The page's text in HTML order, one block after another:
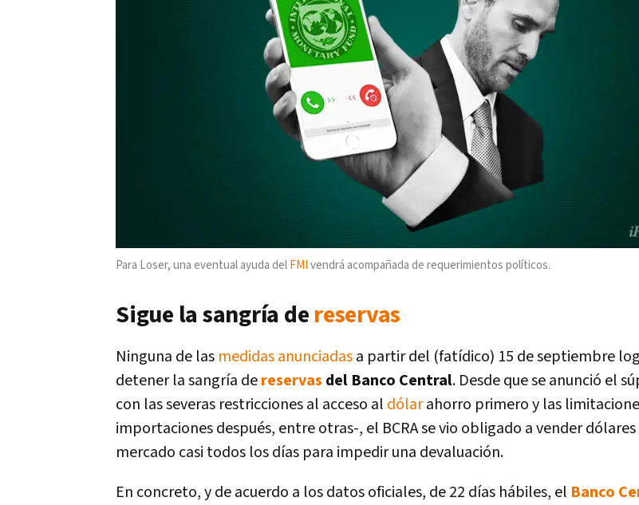
Para Loser, una eventual ayuda del FMI vendrá acompañada de requerimientos políticos.
Sigue la sangría de reservas
Ninguna de las medidas anunciadasa partir del (fatídico) 15 de septiembre
detener la sangría dereservas del Banco Central. Desde que se anunció el
con las severas restricciones al acceso al dólarahorro primero y las
importaciones después, entre otras-, el BCRA se vio obligado a vender dólares
mercado casi todos los días para impedir una devaluación.
En concreto, y de acuerdo a los datos oficiales, de 22 días hábiles, el Banco